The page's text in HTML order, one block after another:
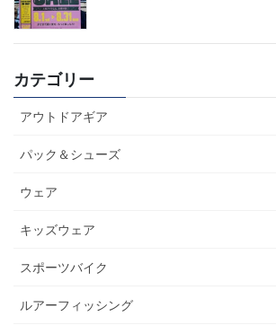
カテゴリー
アウトドアギア
パック＆シューズ
ウェア
キッズウェア
スポーツバイク
ルアーフィッシング